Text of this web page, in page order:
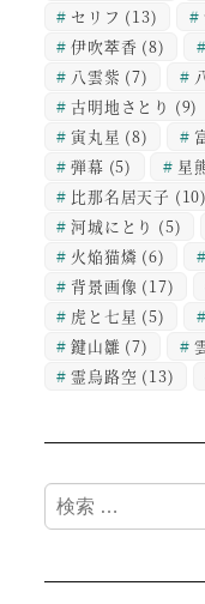
セリフ (13)
伊吹萃香 (8)
八雲紫 (7)
古明地さとり (9)
寅丸星 (8)
弾幕 (5) 星
比那名居天子 (10)
河城にとり (5)
火焔猫燐 (6)
背景画像 (17)
虎と七星 (5)
鍵山雛 (7)
霊烏路空 (13)
検
索